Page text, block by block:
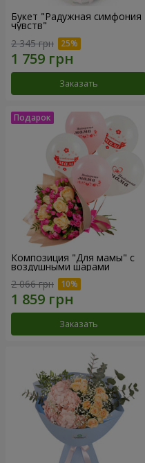
Букет "Радужная симфония
чувств"
2 345 грн
Заказать
Композиция "Для мамы" с
воздушными шарами
2 066 грн
Заказать